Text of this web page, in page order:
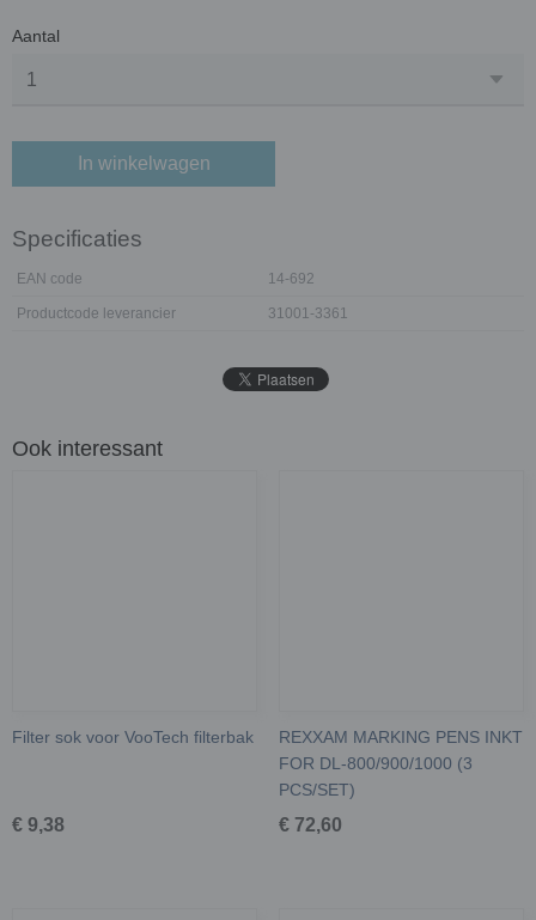
Aantal
In winkelwagen
Specificaties
EAN code 14-692
Productcode leverancier 31001-3361
Ook interessant
Filter sok voor VooTech filterbak
€ 9,38
REXXAM MARKING PENS INKT
FOR DL-800/900/1000 (3
PCS/SET)
€ 72,60